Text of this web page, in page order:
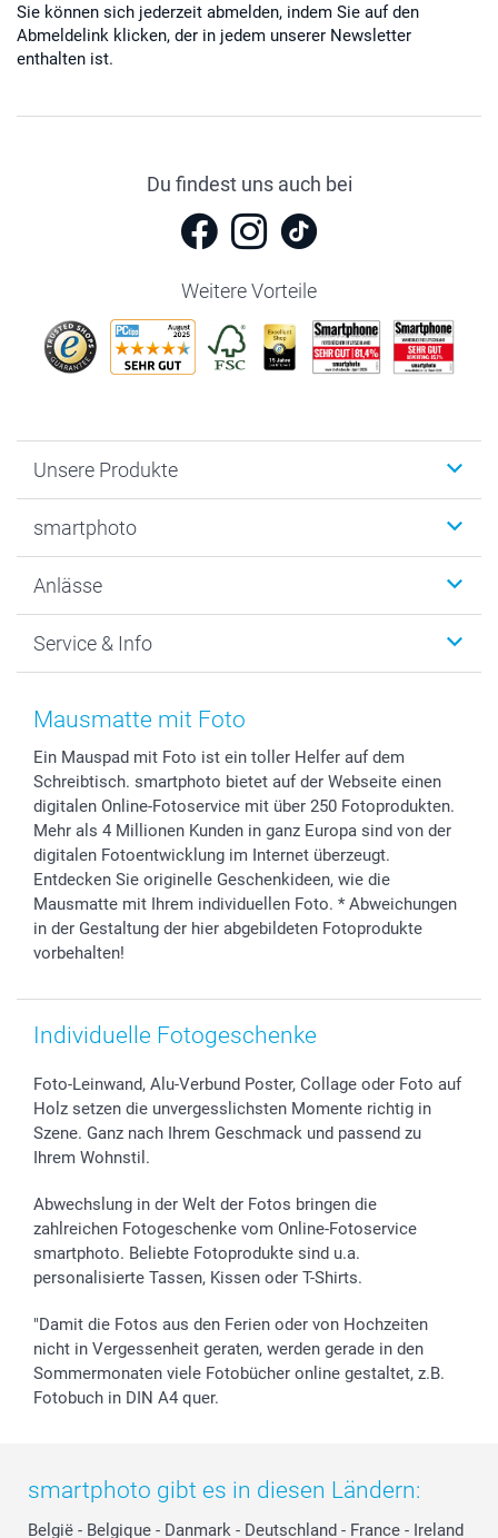
Sie können sich jederzeit abmelden, indem Sie auf den
Abmeldelink klicken, der in jedem unserer Newsletter
enthalten ist.
Du findest uns auch bei
Weitere Vorteile
Unsere Produkte
Fotogeschenke
MyNameBook
Fotoabzüge, Fotos als Buch & Poster
Zubehör & Material
Sticker & Etiketten
Geschenk-Gutscheine (PDF)
smartphoto
Warum smartphoto
Datenschutz
AGB
Presse
Partnerprogramme
Investor Relations
B2B smartbusiness
Widerrufsrecht
Anlässe
Neujahr
Muttertag
Kommunion & Konfirmation
Hochzeit
Geburtstag
Geburt
Zu allen Anlässen
Service & Info
Anmelden /Registrieren
Lieferfristen
72h Lieferung
Zahlungsmöglichkeiten
Sitemap
Status der Bestellung
smartfriends
smartgarantie
Mausmatte mit Foto
Ein Mauspad mit Foto ist ein toller Helfer auf dem
Schreibtisch. smartphoto bietet auf der Webseite einen
digitalen Online-Fotoservice mit über 250 Fotoprodukten.
Mehr als 4 Millionen Kunden in ganz Europa sind von der
digitalen Fotoentwicklung im Internet überzeugt.
Entdecken Sie originelle Geschenkideen, wie die
Mausmatte mit Ihrem individuellen Foto. * Abweichungen
in der Gestaltung der hier abgebildeten Fotoprodukte
vorbehalten!
Individuelle Fotogeschenke
Foto-Leinwand, Alu-Verbund Poster, Collage oder Foto auf
Holz setzen die unvergesslichsten Momente richtig in
Szene. Ganz nach Ihrem Geschmack und passend zu
Ihrem Wohnstil.
Abwechslung in der Welt der Fotos bringen die
zahlreichen Fotogeschenke vom Online-Fotoservice
smartphoto. Beliebte Fotoprodukte sind u.a.
personalisierte Tassen, Kissen oder T-Shirts.
"Damit die Fotos aus den Ferien oder von Hochzeiten
nicht in Vergessenheit geraten, werden gerade in den
Sommermonaten viele Fotobücher online gestaltet, z.B.
Fotobuch in DIN A4 quer.
smartphoto gibt es in diesen Ländern:
België - Belgique - Danmark - Deutschland - France - Ireland